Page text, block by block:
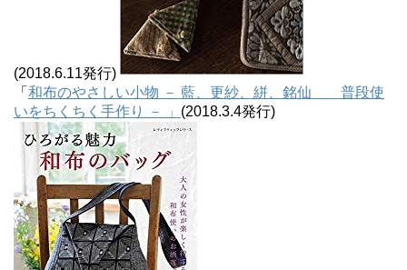
(2018.6.11発行)
「 和布のやさしい小物 － 藍、更紗、絣、銘仙 普段使
いをちくちく手作り － 」 (2018.3.4発行)